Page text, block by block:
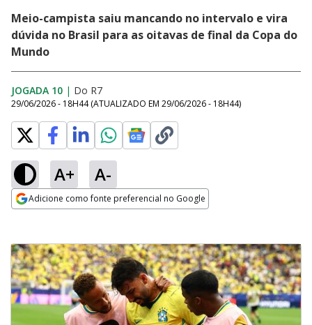
Meio-campista saiu mancando no intervalo e vira
dúvida no Brasil para as oitavas de final da Copa do
Mundo
JOGADA 10 | Do R7
29/06/2026 - 18H44 (ATUALIZADO EM 29/06/2026 - 18H44)
A+ A-
Adicione como fonte preferencial no Google